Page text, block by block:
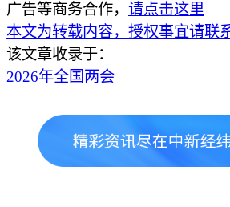
广告等商务合作， 请点击这里
本文为转载内容，授权事宜请联
该文章收录于：
2026年全国两会